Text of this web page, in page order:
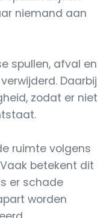
niemand aan
spullen, afval en
Daarbij
zodat er niet
ruimte volgens
betekent dit
er schade
worden